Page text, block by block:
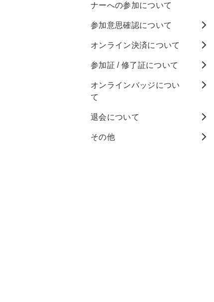
ナーへの参加について
参加意思確認について
オンライン決済について
参加証 / 修了証について
オンラインバッジについ
て
退会について
その他